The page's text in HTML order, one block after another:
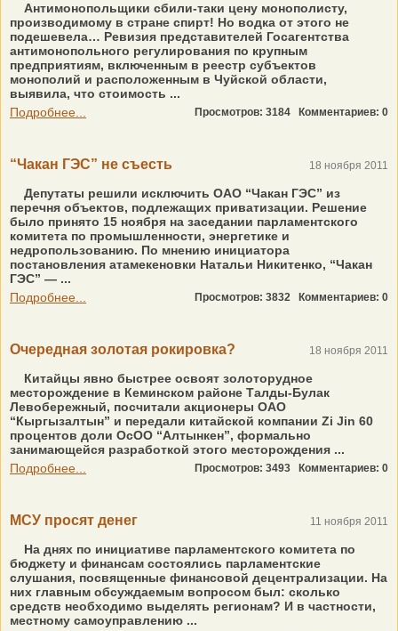
Антимонопольщики сбили-таки цену монополисту,
производимому в стране спирт! Но водка от этого не
подешевела… Ревизия представителей Гос­агентства
антимонопольного регулирования по крупным
предприятиям, включенным в реестр субъектов
монополий и расположенным в Чуйской области,
выявила, что стоимость ...
Подробнее...
Просмотров: 3184 Комментариев: 0
“Чакан ГЭС” не съесть 18 ноября 2011
Депутаты решили исключить ОАО “Чакан ГЭС” из
перечня объектов, подлежащих приватизации. Решение
было принято 15 ноября на заседании парламентского
комитета по промышленности, энергетике и
недропользованию. По мнению инициатора
постановления атамекеновки Натальи Никитенко, “Чакан
ГЭС” — ...
Подробнее...
Просмотров: 3832 Комментариев: 0
Очередная золотая рокировка? 18 ноября 2011
Китайцы явно быстрее освоят золоторудное
месторождение в Кеминском районе Талды-Булак
Левобережный, посчитали акционеры ОАО
“Кыргызалтын” и передали китайской компании Zi Jin 60
процентов доли ОсОО “Алтынкен”, формально
занимающейся разработкой этого месторождения ...
Подробнее...
Просмотров: 3493 Комментариев: 0
МСУ просят денег 11 ноября 2011
На днях по инициативе парламентского комитета по
бюджету и финансам состоялись парламентские
слушания, посвященные финансовой децентрализации. На
них главным обсуждаемым вопросом был: сколько
средств необходимо выделять регионам? И в частности,
местному самоуправлению ...